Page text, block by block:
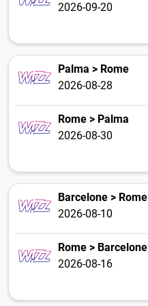
2026-09-20
Palma > Rome
2026-08-28
Rome > Palma
2026-08-30
Barcelone > Rome
2026-08-10
Rome > Barcelone
2026-08-16